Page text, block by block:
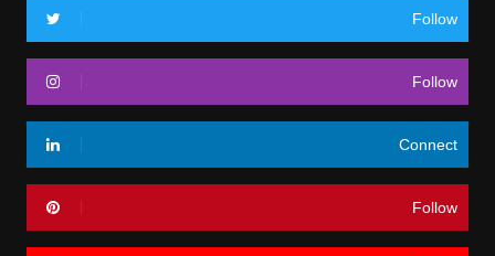
Follow
Follow
Connect
Follow